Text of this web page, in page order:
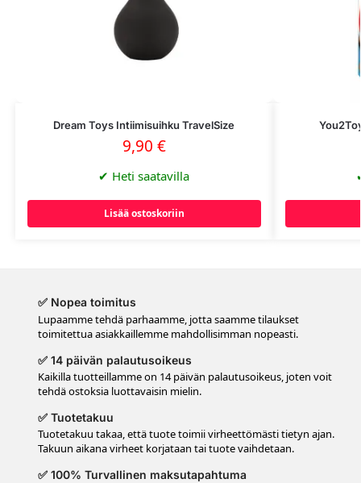
Dream Toys Intiimisuihku TravelSize
9,90 €
✔ Heti saatavilla
Lisää ostoskoriin
✅ Nopea toimitus
Lupaamme tehdä parhaamme, jotta saamme tilaukset
toimitettua asiakkaillemme mahdollisimman nopeasti.
✅ 14 päivän palautusoikeus
Kaikilla tuotteillamme on 14 päivän palautusoikeus, joten voit
tehdä ostoksia luottavaisin mielin.
✅ Tuotetakuu
Tuotetakuu takaa, että tuote toimii virheettömästi tietyn ajan.
Takuun aikana virheet korjataan tai tuote vaihdetaan.
✅ 100% Turvallinen maksutapahtuma